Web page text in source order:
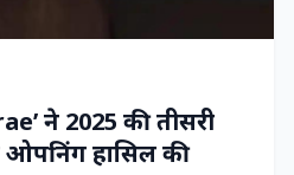
ने 2025 की तीसरी
हासिल की